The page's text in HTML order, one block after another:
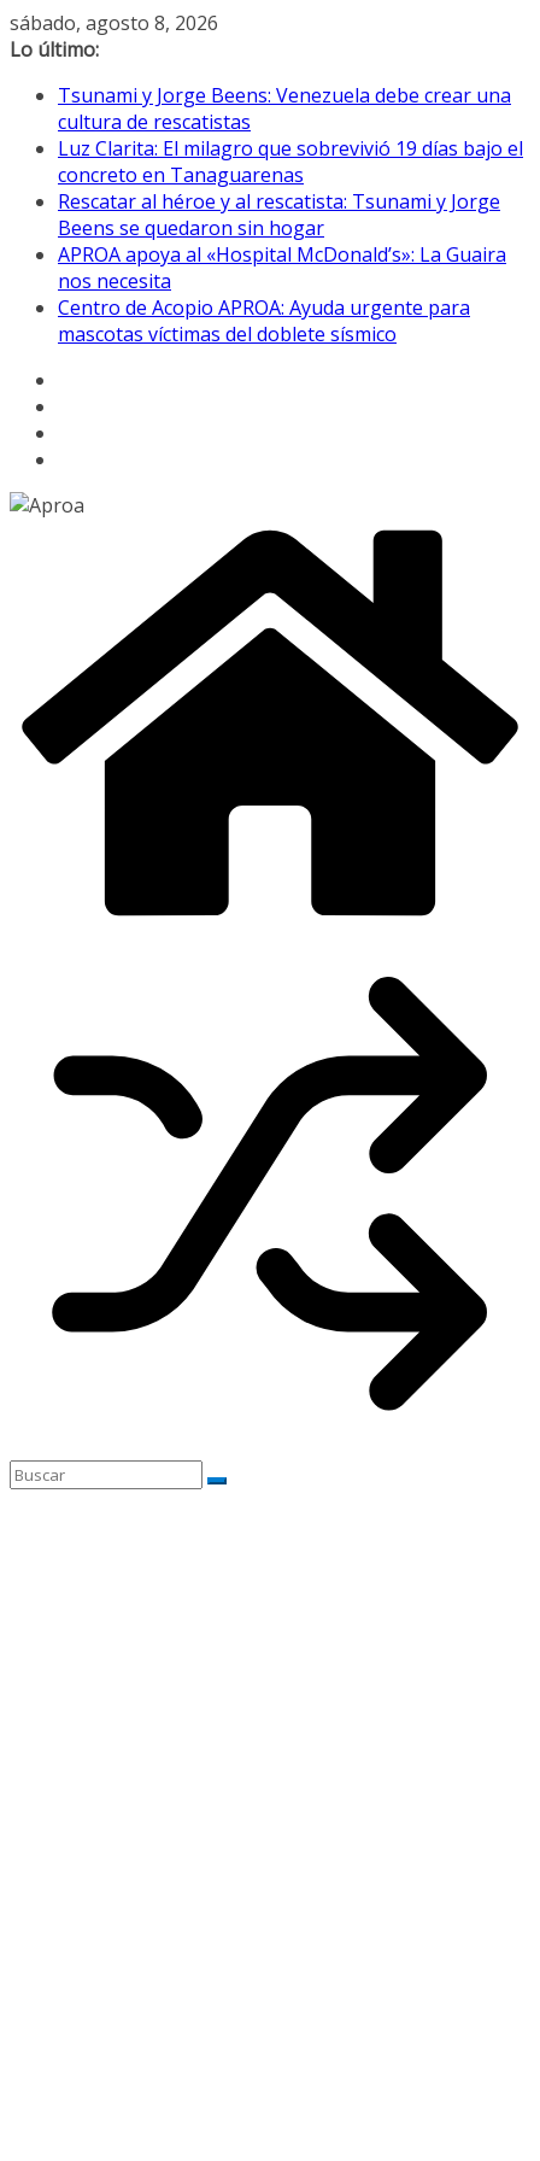
Saltar
al
sábado, agosto 8, 2026
Lo último:
Tsunami y Jorge Beens: Venezuela debe crear una
cultura de rescatistas
Luz Clarita: El milagro que sobrevivió 19 días bajo el
concreto en Tanaguarenas
Rescatar al héroe y al rescatista: Tsunami y Jorge
Beens se quedaron sin hogar
APROA apoya al «Hospital McDonald’s»: La Guaira
nos necesita
Centro de Acopio APROA: Ayuda urgente para
mascotas víctimas del doblete sísmico